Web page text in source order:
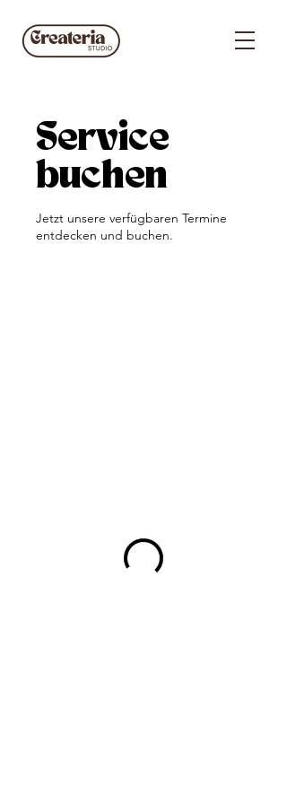
Service
buchen
Jetzt unsere verfügbaren Termine
entdecken und buchen.